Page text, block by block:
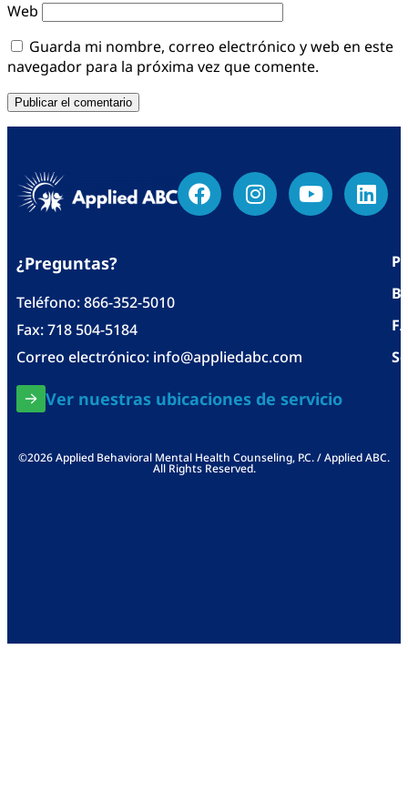
Web
Guarda mi nombre, correo electrónico y web en este
navegador para la próxima vez que comente.
¿Preguntas?
Teléfono:866-352-5010
Fax: 718 504-5184
Correo electrónico: info@appliedabc.com
Ver nuestras ubicaciones de servicio
©2026 Applied Behavioral Mental Health Counseling, P.C. / Applied ABC.
All Rights Reserved.